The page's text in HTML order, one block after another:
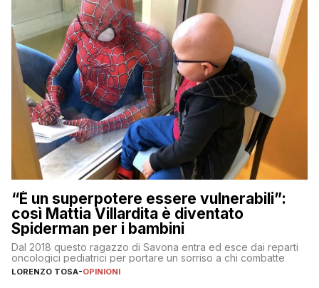
“È un superpotere essere vulnerabili”:
così Mattia Villardita è diventato
Spiderman per i bambini
Dal 2018 questo ragazzo di Savona entra ed esce dai reparti
oncologici pediatrici per portare un sorriso a chi combatte
LORENZO TOSA-OPINIONI